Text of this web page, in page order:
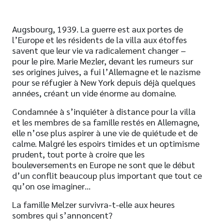
Augsbourg, 1939. La guerre est aux portes de
l’Europe et les résidents de la villa aux étoffes
savent que leur vie va radicalement changer –
pour le pire. Marie Mezler, devant les rumeurs sur
ses origines juives, a fui l’Allemagne et le nazisme
pour se réfugier à New York depuis déjà quelques
années, créant un vide énorme au domaine.
Condamnée à s’inquiéter à distance pour la villa
et les membres de sa famille restés en Allemagne,
elle n’ose plus aspirer à une vie de quiétude et de
calme. Malgré les espoirs timides et un optimisme
prudent, tout porte à croire que les
bouleversements en Europe ne sont que le début
d’un conflit beaucoup plus important que tout ce
qu’on ose imaginer…
La famille Melzer survivra-t-elle aux heures
sombres qui s’annoncent?